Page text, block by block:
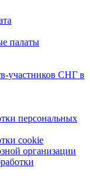
палаты
участников СНГ в
персональных
cookie
организации